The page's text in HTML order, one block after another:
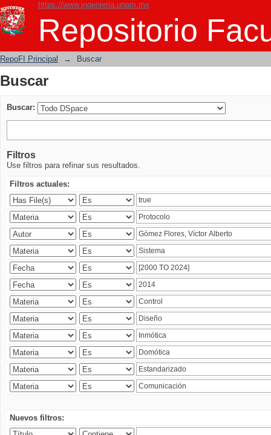
https://www.ingenieria.unam.mx
Repositorio
Buscar
RepoFI Principal → Buscar
Buscar
Buscar:
Filtros
Use filtros para refinar sus resultados.
Filtros actuales:
Nuevos filtros: